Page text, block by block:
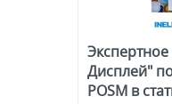
Дисплей"
POSM в